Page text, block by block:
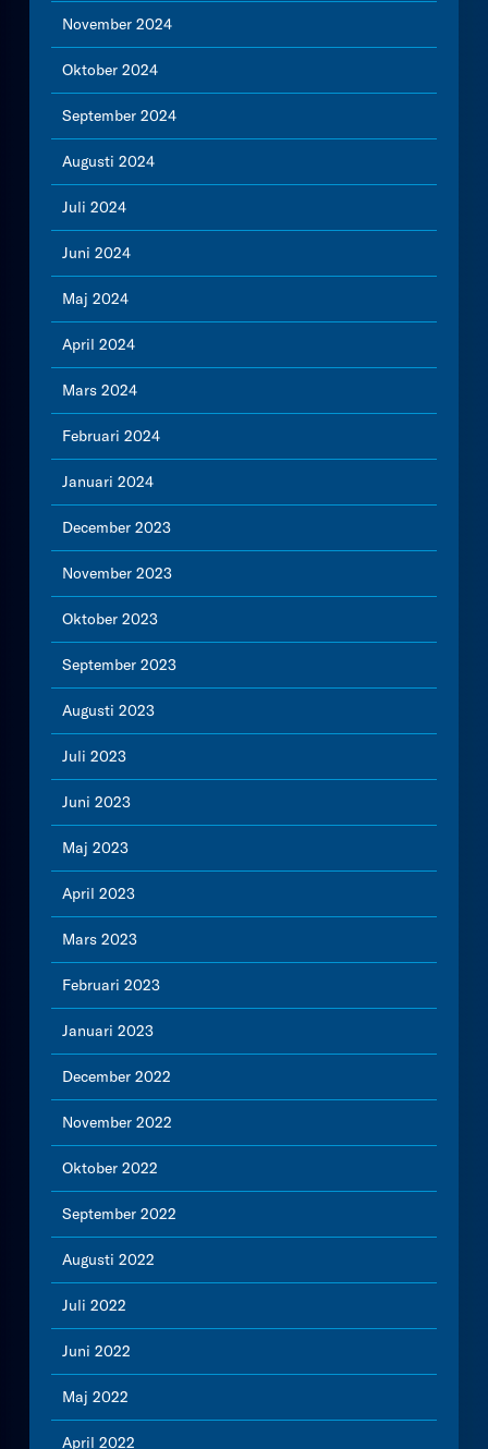
November 2024
Oktober 2024
September 2024
Augusti 2024
Juli 2024
Juni 2024
Maj 2024
April 2024
Mars 2024
Februari 2024
Januari 2024
December 2023
November 2023
Oktober 2023
September 2023
Augusti 2023
Juli 2023
Juni 2023
Maj 2023
April 2023
Mars 2023
Februari 2023
Januari 2023
December 2022
November 2022
Oktober 2022
September 2022
Augusti 2022
Juli 2022
Juni 2022
Maj 2022
April 2022